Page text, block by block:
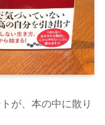
が、本の中に散り